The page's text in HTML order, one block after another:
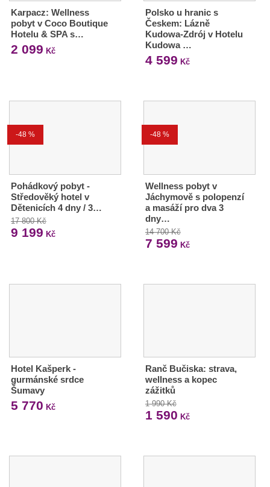
Karpacz: Wellness
pobyt v Coco Boutique
Hotelu & SPA s…
2 099 Kč
Polsko u hranic s
Českem: Lázně
Kudowa-Zdrój v Hotelu
Kudowa …
4 599 Kč
-48 %
Pohádkový pobyt -
Středověký hotel v
Dětenicích 4 dny / 3…
17 800 Kč
9 199 Kč
-48 %
Wellness pobyt v
Jáchymově s polopenzí
a masáží pro dva 3
dny…
14 700 Kč
7 599 Kč
Hotel Kašperk -
gurmánské srdce
Šumavy
5 770 Kč
Ranč Bučiska: strava,
wellness a kopec
zážitků
1 990 Kč
1 590 Kč